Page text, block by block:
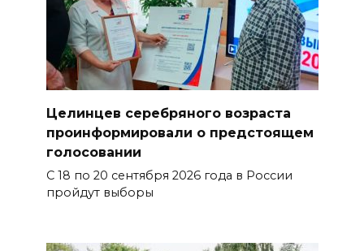
Целинцев серебряного возраста
проинформировали о предстоящем
голосовании
С 18 по 20 сентября 2026 года в России
пройдут выборы